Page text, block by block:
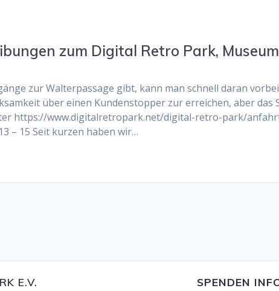
zum Digital Retro Park,
zur Walterpassage gibt, kann man schnell daran
über einen Kundenstopper zur erreichen, aber
https://www.digitalretropark.net/digital-retro-park/
– 15 Seit kurzen haben wir…
E.V. SPENDEN